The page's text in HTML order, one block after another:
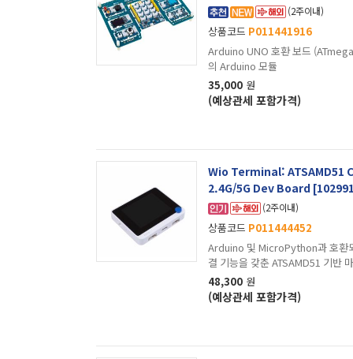
(2주이내)
상품코드 P011441916
Arduino UNO 호환 보드
의 Arduino 모듈
35,000 원
(예상관세 포함가격)
Wio Terminal: ATSAMD51
2.4G/5G Dev Board
(2주이내)
상품코드 P011444452
Arduino 및 MicroPython과 호환
결 기능을 갖춘 ATSAMD51 기반
48,300 원
(예상관세 포함가격)